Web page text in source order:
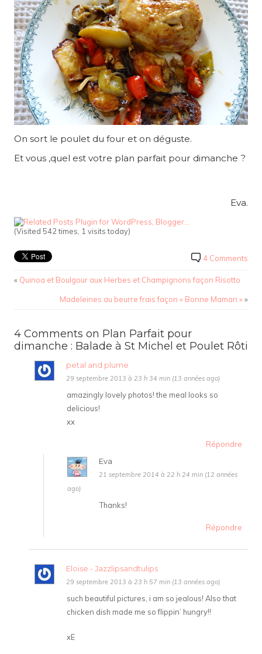
On sort le poulet du four et on déguste.
Et vous ,quel est votre plan parfait pour dimanche ?
Eva.
(Visited 542 times, 1 visits today)
4 Comments
« Quinoa et Boulgour aux Herbes et Champignons façon Risotto
Madeleines au beurre frais façon « Bonne Maman » »
4 Comments on Plan Parfait pour
dimanche : Balade à St Michel et Poulet Rôti
petal and plume
29 septembre 2013 à 23 h 34 min (13 années ago)
amazingly lovely photos! the meal looks so
delicious!
xx
Répondre
Eva
21 septembre 2014 à 22 h 24 min (12 années
ago)
Thanks!
Répondre
Eloise - Jazzlipsandtulips
29 septembre 2013 à 23 h 57 min (13 années ago)
such beautiful pictures, i am so jealous! Also that
chicken dish made me so flippin’ hungry!!
xE